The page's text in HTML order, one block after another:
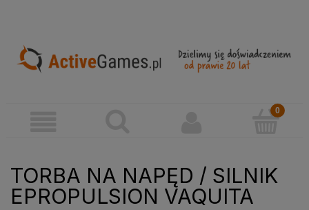
TORBA NA NAPĘD / SILNIK
EPROPULSION VAQUITA